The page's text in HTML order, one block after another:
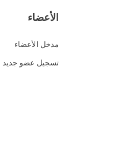
ح
:
الأعضاء
مدخل الأعضاء
تسجيل عضو جديد